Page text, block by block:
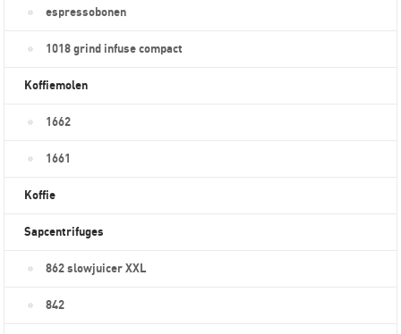
espressobonen
1018 grind infuse compact
Koffiemolen
1662
1661
Koffie
Sapcentrifuges
862 slowjuicer XXL
842